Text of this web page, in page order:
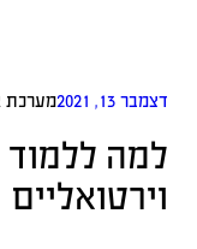
דצמבר 13, 2021 מערכת
למה ללמוד
וירטואליים